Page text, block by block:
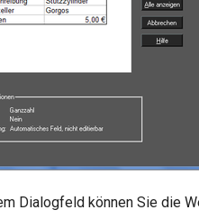
Dialogfeld können Sie die